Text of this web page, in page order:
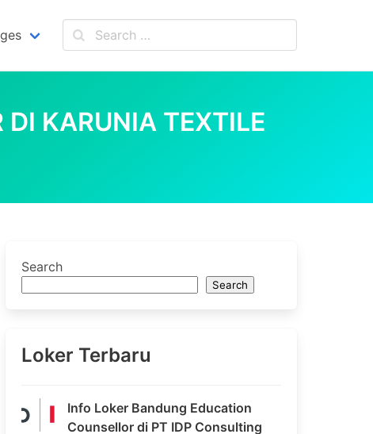
DI KARUNIA TEXTILE
Search
Search
Loker Terbaru
Info Loker Bandung Education
Counsellor di PT IDP Consulting